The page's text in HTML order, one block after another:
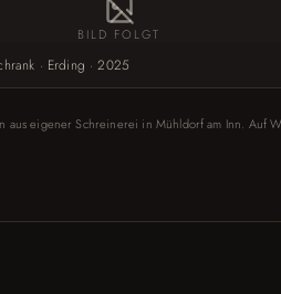
BILD FOLGT
· Erding · 2025
aus eigener Schreinerei in Mühldorf am Inn. Auf